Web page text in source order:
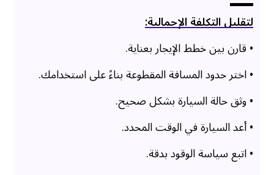
لتقليل التكلفة الإجمالية:
• قارن بين خطط الإيجار بعناية.
• اختر حدود المسافة المقطوعة بناءً على استخدامك.
• وثق حالة السيارة بشكل صحيح.
• أعد السيارة في الوقت المحدد.
• اتبع سياسة الوقود بدقة.